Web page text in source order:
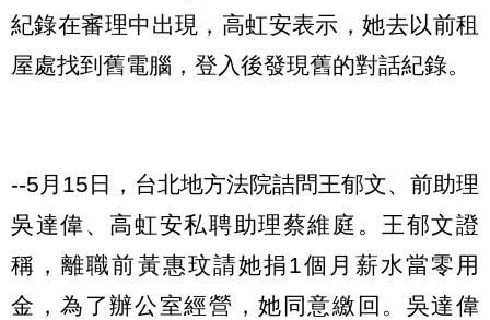
紀錄在審理中出現，高虹安表示，她去以前租
屋處找到舊電腦，登入後發現舊的對話紀錄。
--5月15日，台北地方法院詰問王郁文、前助理
吳達偉、高虹安私聘助理蔡維庭。王郁文證
稱，離職前黃惠玟請她捐1個月薪水當零用
金，為了辦公室經營，她同意繳回。吳達偉